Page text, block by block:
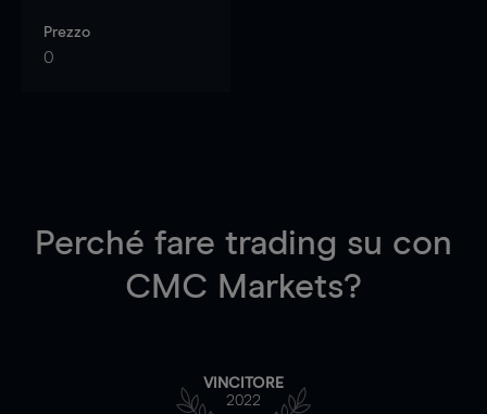
Prezzo
0
Perché fare trading su con
CMC Markets?
VINCITORE
2022